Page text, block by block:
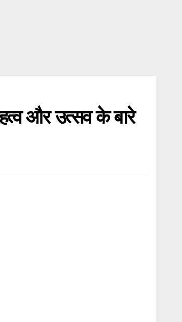
और उत्सव के बारे